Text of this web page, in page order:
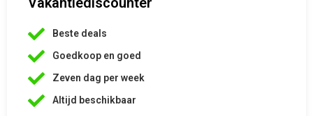
Beste deals
Goedkoop en goed
Zeven dag per week
Altijd beschikbaar
Beste last minutes